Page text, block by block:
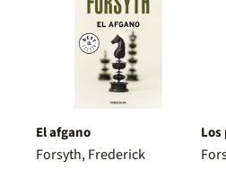
El afgano
Forsyth, Frederick